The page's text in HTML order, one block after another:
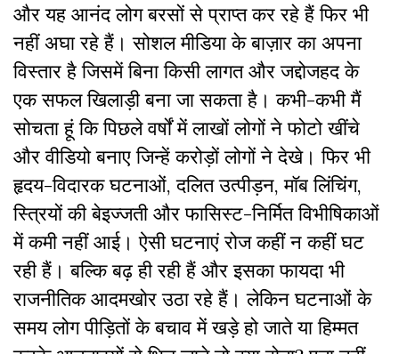
और यह आनंद लोग बरसों से प्राप्त कर रहे हैं फिर भी
नहीं अघा रहे हैं। सोशल मीडिया के बाज़ार का अपना
विस्तार है जिसमें बिना किसी लागत और जद्दोजहद के
एक सफल खिलाड़ी बना जा सकता है। कभी-कभी मैं
सोचता हूं कि पिछले वर्षों में लाखों लोगों ने फोटो खींचे
और वीडियो बनाए जिन्हें करोड़ों लोगों ने देखे। फिर भी
हृदय-विदारक घटनाओं, दलित उत्पीड़न, मॉब लिंचिंग,
स्त्रियों की बेइज्जती और फासिस्ट-निर्मित विभीषिकाओं
में कमी नहीं आई। ऐसी घटनाएं रोज कहीं न कहीं घट
रही हैं। बल्कि बढ़ ही रही हैं और इसका फायदा भी
राजनीतिक आदमखोर उठा रहे हैं। लेकिन घटनाओं के
समय लोग पीड़ितों के बचाव में खड़े हो जाते या हिम्मत